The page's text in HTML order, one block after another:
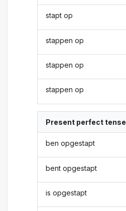
stapt op
stappen op
stappen op
stappen op
Present perfect tense
ben opgestapt
bent opgestapt
is opgestapt